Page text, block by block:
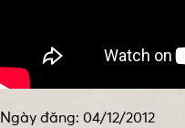
Ngày đăng: 04/12/2012